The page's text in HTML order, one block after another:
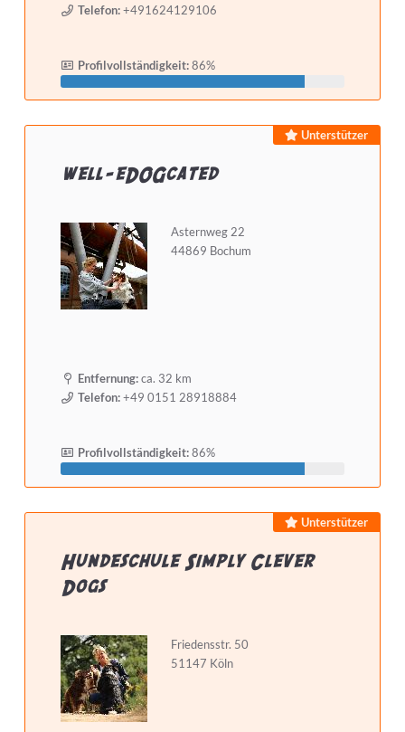
Selbstständig seit mindestens
Detailsuche starten
Telefon:+491624129106
Profilvollständigkeit:86%
Unterstützer
well-eDOGcated
Asternweg 22
44869 Bochum
Entfernung:ca. 32 km
Telefon:+49 0151 28918884
Profilvollständigkeit:86%
Unterstützer
Hundeschule Simply Clever
Dogs
Friedensstr. 50
51147 Köln